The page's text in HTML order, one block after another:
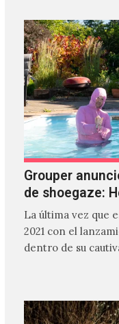
Grouper
de shoegaze:
La última vez que
2021 con el
dentro de su